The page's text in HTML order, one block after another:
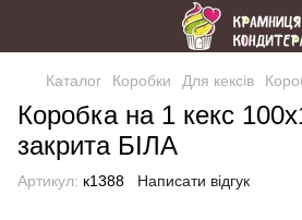
Каталог Коробки Для кексів
Коробка на 1 кекс
закрита БІЛА
Артикул: к1388 Написати відгук